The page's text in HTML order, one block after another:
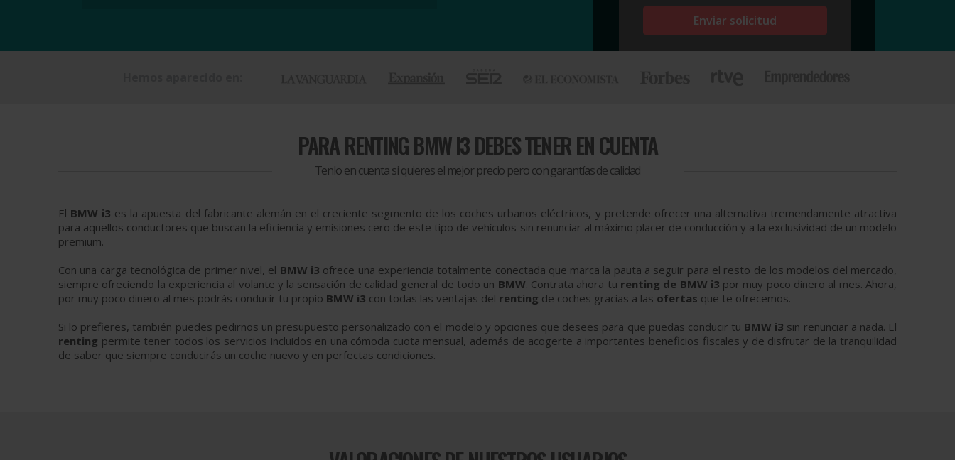
Enviar solicitud
PARARENTING BMW I3 DEBES TENER EN CUENTA
Tenlo en cuenta si quieres el mejor precio pero con garantías de calidad
El BMW i3 es la apuesta del fabricante alemán en el creciente segmento de los coches urbanos eléctricos, y pretende ofrecer una alternativa tremendamente atractiva
para aquellos conductores que buscan la eficiencia y emisiones cero de este tipo de vehículos sin renunciar al máximo placer de conducción y a la exclusividad de un modelo
premium.
Con una carga tecnológica de primer nivel, el BMW i3 ofrece una experiencia totalmente conectada que marca la pauta a seguir para el resto de los modelos del mercado,
siempre ofreciendo la experiencia al volante y la sensación de calidad general de todo un BMW. Contrata ahora tu renting de BMW i3 por muy poco dinero al mes. Ahora,
por muy poco dinero al mes podrás conducir tu propio BMW i3 con todas las ventajas del renting de coches gracias a las ofertas que te ofrecemos.
Si lo prefieres, también puedes pedirnos un presupuesto personalizado con el modelo y opciones que desees para que puedas conducir tu BMW i3 sin renunciar a nada. El
renting permite tener todos los servicios incluidos en una cómoda cuota mensual, además de acogerte a importantes beneficios fiscales y de disfrutar de la tranquilidad
de saber que siempre conducirás un coche nuevo y en perfectas condiciones.